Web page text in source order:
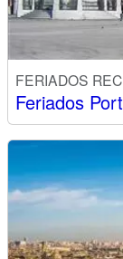
FERIADOS
Feriados